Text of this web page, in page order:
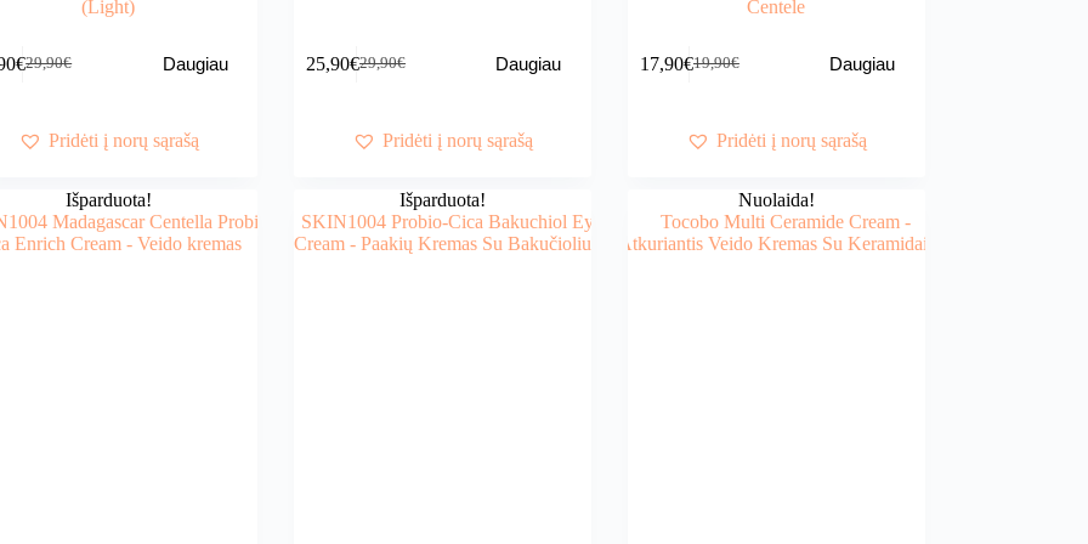
(Light)
29,90€
Original
29,90€.
€Current
23,90€.
Daugiau
Pridėti į norų sąrašą
29,90€
Original
29,90€.
25,90€Current
25,90€.
Daugiau
Pridėti į norų sąrašą
Centele
19,90€
Original
19,90€.
17,90€Current
17,90€.
Daugiau
Pridėti į norų sąrašą
Išparduota! Išparduota! Nuolaida!